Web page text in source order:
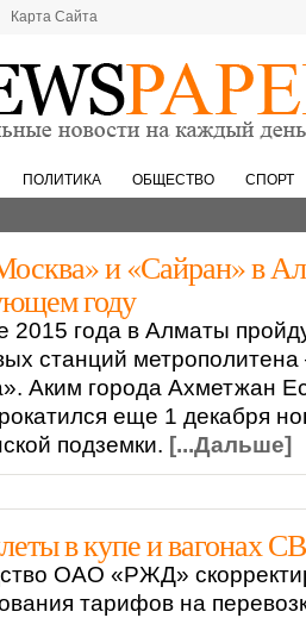
Карта Сайта
ПОЛИТИКА ОБЩЕСТВО СПОРТ
и «Сайран» в
году
2015 года в Алматы
станций
Аким города Ахметжан
еще 1 декабря
подземки. [...Дальше]
в купе и вагонах СВ
ОАО «РЖД»
тарифов на